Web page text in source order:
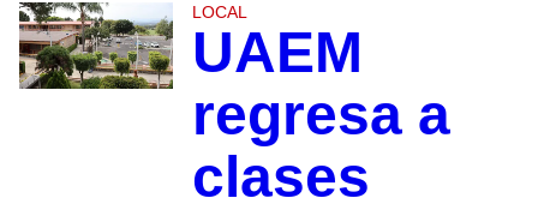
LOCAL
UAEM
regresa a
clases